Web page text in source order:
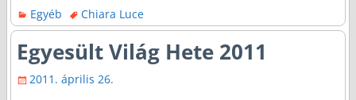
Egyéb
Chiara Luce
Egyesült Világ Hete 2011
2011. április 26.